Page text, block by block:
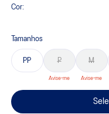
Cor:
Tamanhos
PP P M